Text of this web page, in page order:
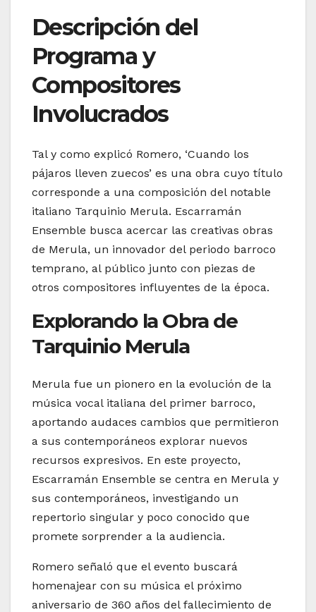
Descripción del
Programa y
Compositores
Involucrados
Tal y como explicó Romero, ‘Cuando los
pájaros lleven zuecos’ es una obra cuyo título
corresponde a una composición del notable
italiano Tarquinio Merula. Escarramán
Ensemble busca acercar las creativas obras
de Merula, un innovador del periodo barroco
temprano, al público junto con piezas de
otros compositores influyentes de la época.
Explorando la Obra de
Tarquinio Merula
Merula fue un pionero en la evolución de la
música vocal italiana del primer barroco,
aportando audaces cambios que permitieron
a sus contemporáneos explorar nuevos
recursos expresivos. En este proyecto,
Escarramán Ensemble se centra en Merula y
sus contemporáneos, investigando un
repertorio singular y poco conocido que
promete sorprender a la audiencia.
Romero señaló que el evento buscará
homenajear con su música el próximo
aniversario de 360 años del fallecimiento de